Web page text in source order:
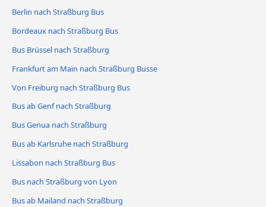
Berlin nach Straßburg Bus
Bordeaux nach Straßburg Bus
Bus Brüssel nach Straßburg
Frankfurt am Main nach Straßburg Busse
Von Freiburg nach Straßburg Bus
Bus ab Genf nach Straßburg
Bus Genua nach Straßburg
Bus ab Karlsruhe nach Straßburg
Lissabon nach Straßburg Bus
Bus nach Straßburg von Lyon
Bus ab Mailand nach Straßburg